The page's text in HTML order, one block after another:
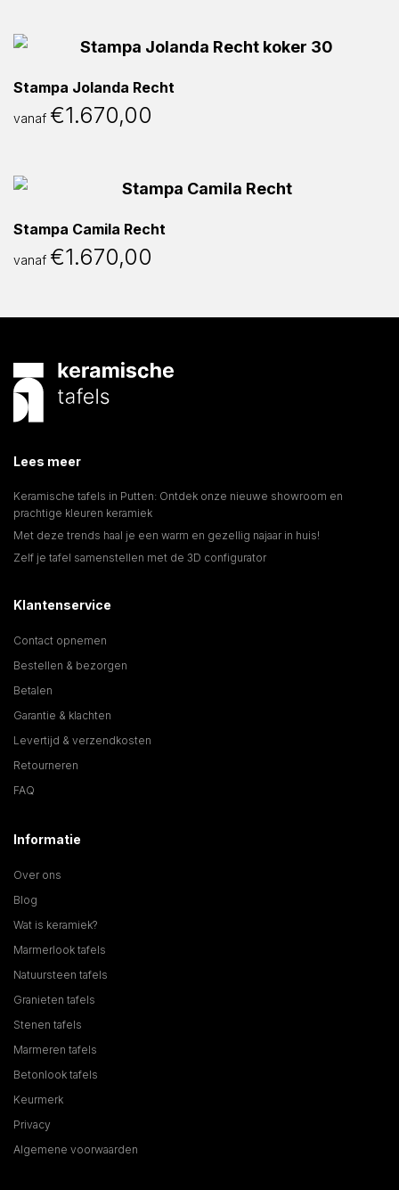
Stampa Jolanda Recht
vanaf €1.670,00
Stampa Camila Recht
vanaf €1.670,00
Lees meer
Keramische tafels in Putten: Ontdek onze nieuwe showroom en
prachtige kleuren keramiek
Met deze trends haal je een warm en gezellig najaar in huis!
Zelf je tafel samenstellen met de 3D configurator
Klantenservice
Contact opnemen
Bestellen & bezorgen
Betalen
Garantie & klachten
Levertijd & verzendkosten
Retourneren
FAQ
Informatie
Over ons
Blog
Wat is keramiek?
Marmerlook tafels
Natuursteen tafels
Granieten tafels
Stenen tafels
Marmeren tafels
Betonlook tafels
Keurmerk
Privacy
Algemene voorwaarden